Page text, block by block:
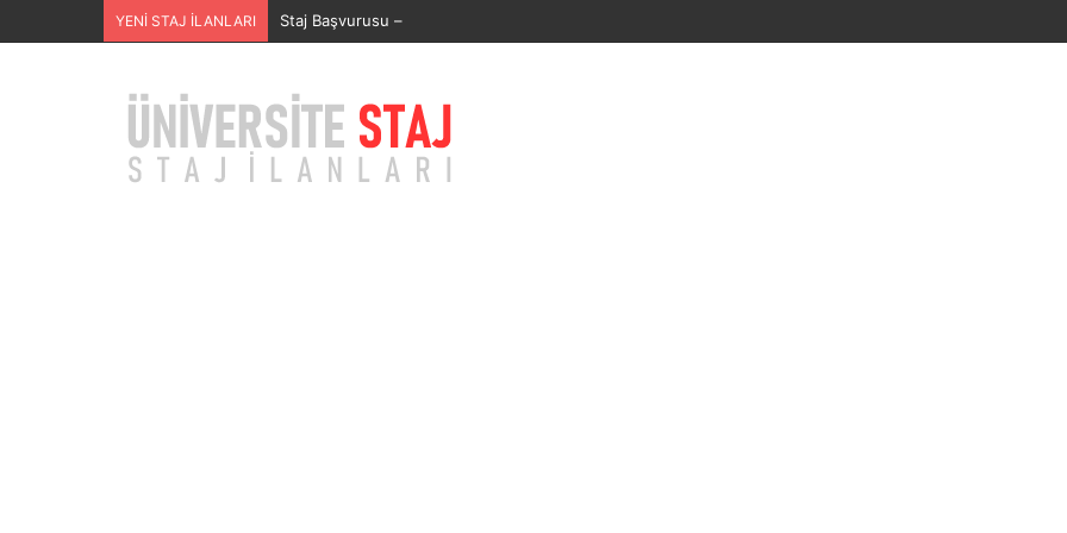
YENİ STAJ İLANLARI SECURITAS GÜVENLİK HİZMETLERİSECURITAS GÜVENLİK HİZMETLERİ Staj Başvurusu – Muhasebe Stajyeri